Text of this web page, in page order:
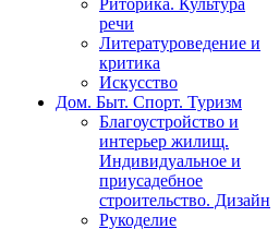
Риторика. Культура
речи
Литературоведение и
критика
Искусство
Дом. Быт. Спорт. Туризм
Благоустройство и
интерьер жилищ.
Индивидуальное и
приусадебное
строительство. Дизайн
Рукоделие